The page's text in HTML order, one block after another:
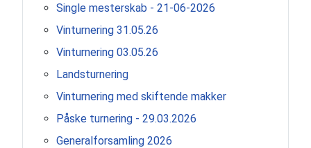
Single mesterskab - 21-06-2026
Vinturnering 31.05.26
Vinturnering 03.05.26
Landsturnering
Vinturnering med skiftende makker
Påske turnering - 29.03.2026
Generalforsamling 2026